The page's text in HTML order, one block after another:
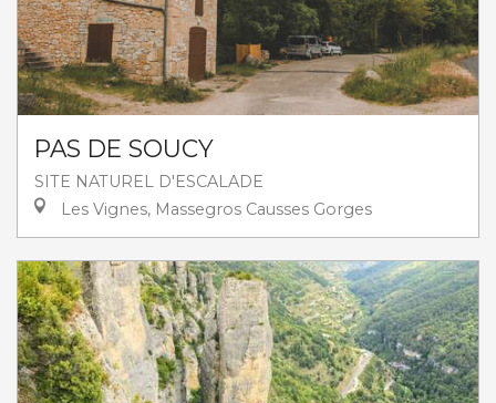
PAS DE SOUCY
SITE NATUREL D'ESCALADE
Les Vignes, Massegros Causses Gorges